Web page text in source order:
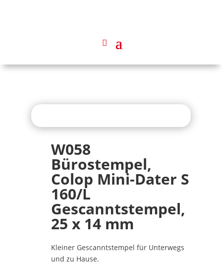
W058
Bürostempel,
Colop Mini-Dater S
160/L
Gescanntstempel,
25 x 14 mm
Kleiner Gescanntstempel für Unterwegs
und zu Hause.